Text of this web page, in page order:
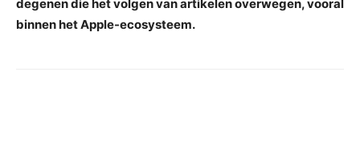
degenen die het volgen van artikelen overwegen, vooral
binnen het Apple-ecosysteem.